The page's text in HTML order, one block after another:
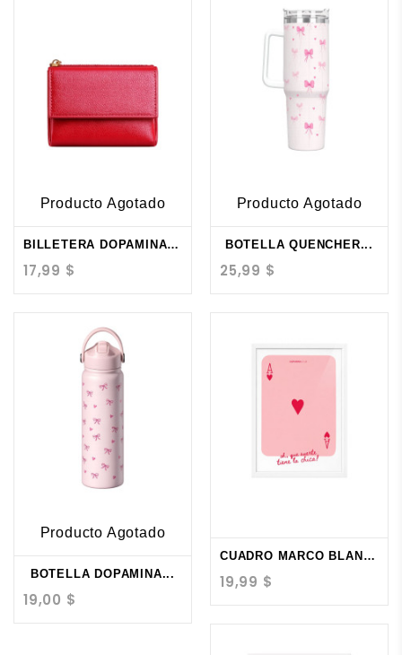
Producto Agotado
BILLETERA DOPAMINA RED...
17,99 $
Producto Agotado
BOTELLA QUENCHER...
25,99 $
Producto Agotado
BOTELLA DOPAMINA...
19,00 $
CUADRO MARCO BLANCO...
19,99 $